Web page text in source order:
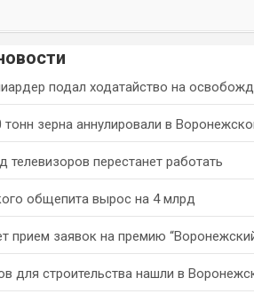
подал ходатайство на
зерна аннулировали в
телевизоров перестанет работать
общепита вырос на 4 млрд
прием заявок на премию
для строительства нашли в